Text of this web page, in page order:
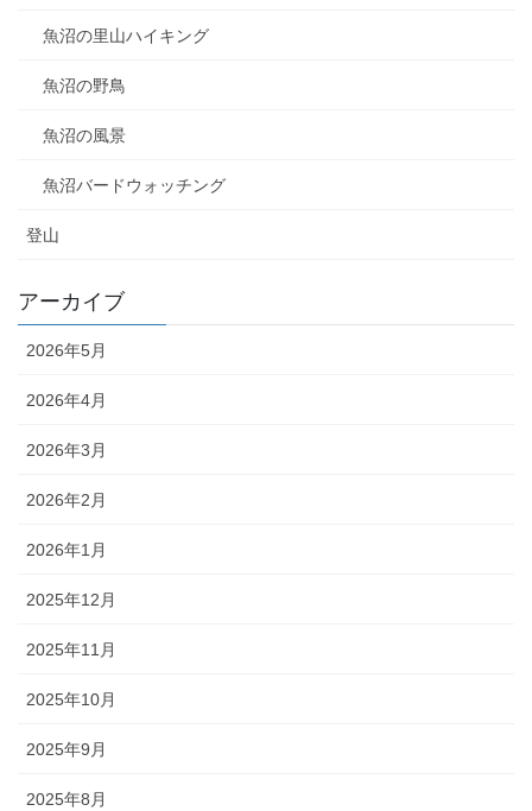
魚沼の里山ハイキング
魚沼の野鳥
魚沼の風景
魚沼バードウォッチング
登山
アーカイブ
2026年5月
2026年4月
2026年3月
2026年2月
2026年1月
2025年12月
2025年11月
2025年10月
2025年9月
2025年8月